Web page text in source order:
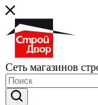
Сеть магазинов